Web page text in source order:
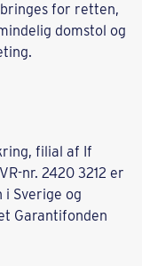
for retten,
domstol og
filial af If
nr. 2420 3212 er
i Sverige og
Garantifonden